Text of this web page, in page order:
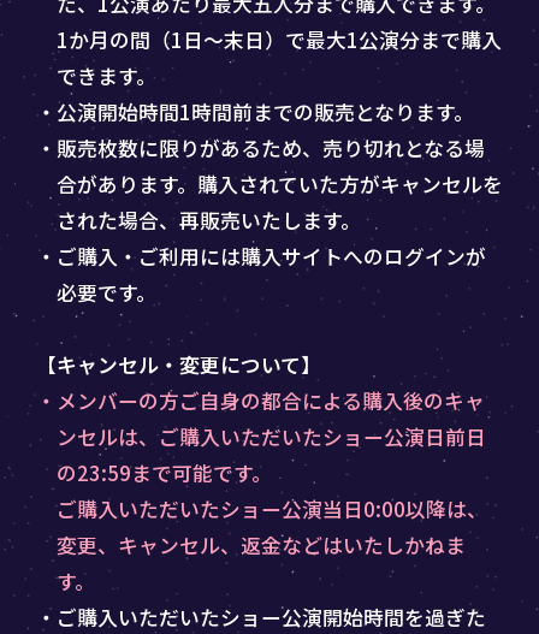
1か月の間（1日～末日）で最大1公演分まで購入
できます。
・公演開始時間1時間前までの販売となります。
・販売枚数に限りがあるため、売り切れとなる場
合があります。購入されていた方がキャンセルを
された場合、再販売いたします。
・ご購入・ご利用には購入サイトへのログインが
必要です。
【キャンセル・変更について】
・メンバーの方ご自身の都合による購入後のキャ
ンセルは、ご購入いただいたショー公演日前日
の23:59まで可能です。
ご購入いただいたショー公演当日0:00以降は、
変更、キャンセル、返金などはいたしかねま
す。
・ご購入いただいたショー公演開始時間を過ぎた